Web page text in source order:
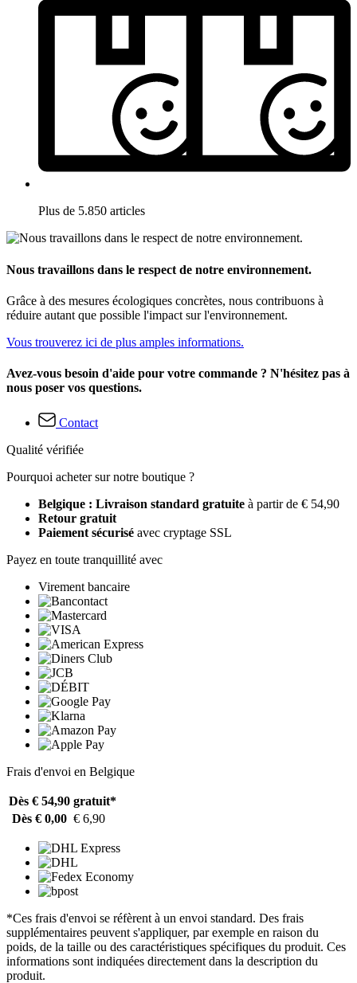
Plus de 5.850 articles
Nous travaillons dans le respect de notre environnement.
Grâce à des mesures écologiques concrètes, nous contribuons à
réduire autant que possible l'impact sur l'environnement.
Vous trouverez ici de plus amples informations.
Avez-vous besoin d'aide pour votre commande ? N'hésitez pas à
nous poser vos questions.
Contact
Qualité vérifiée
Pourquoi acheter sur notre boutique ?
Belgique : Livraison standard gratuite à partir de € 54,90
Retour gratuit
Paiement sécurisé avec cryptage SSL
Payez en toute tranquillité avec
Virement bancaire
Frais d'envoi en Belgique
Dès € 54,90 gratuit*
Dès € 0,00 € 6,90
*Ces frais d'envoi se réfèrent à un envoi standard. Des frais
supplémentaires peuvent s'appliquer, par exemple en raison du
poids, de la taille ou des caractéristiques spécifiques du produit. Ces
informations sont indiquées directement dans la description du
produit.